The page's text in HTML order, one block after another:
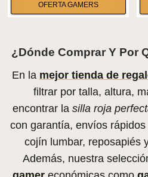
OFERTA GAMERS
¿Dónde Comprar Y Por
En la mejor tienda de
filtrar por talla, altura,
encontrar la silla roja
con garantía, envíos
cojín lumbar, reposapiés
Además, nuestra